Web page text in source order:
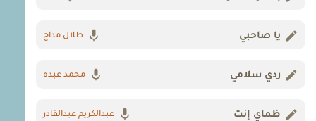
يا صاحبي طلال مداح
ردي سلامي محمد عبده
ظماي إنت عبدالكريم عبدالقادر